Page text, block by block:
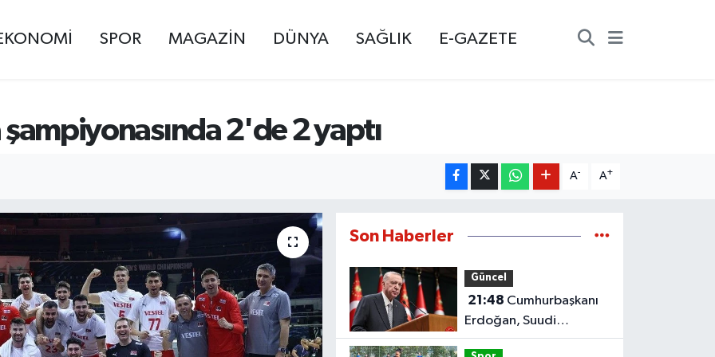
SPOR MAGAZİN DÜNYA SAĞLIK E-GAZETE
2'de 2 yaptı
A- A+
Son Haberler
Güncel
21:48
Erdoğan, Suudi
Arabistan'ı ziyaret